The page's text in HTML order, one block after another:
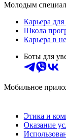
Молодым
Карьера
Школа
Карьера в
Боты для
Мобильное
Этика и
Оказание